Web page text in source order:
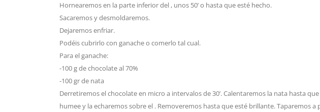
Hornearemos en la parte inferior del , unos 50’ o hasta que esté hecho.
Sacaremos y desmoldaremos.
Dejaremos enfriar.
Podéis cubrirlo con ganache o comerlo tal cual.
Para el ganache:
-100 g de chocolate al 70%
-100 gr de nata
Derretiremos el chocolate en micro a intervalos de 30’. Calentaremos la nata hasta que
humee y la echaremos sobre el . Removeremos hasta que esté brillante. Taparemos a